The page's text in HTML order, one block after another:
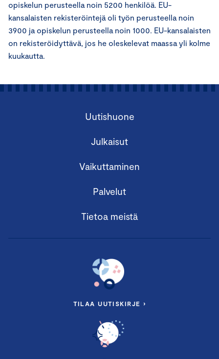
opiskelun perusteella noin 5200 henkilöä. EU-
kansalaisten rekisteröintejä oli työn perusteella noin
3900 ja opiskelun perusteella noin 1000. EU-kansalaisten
on rekisteröidyttävä, jos he oleskelevat maassa yli kolme
kuukautta.
Uutishuone
Julkaisut
Vaikuttaminen
Palvelut
Tietoa meistä
TILAA UUTISKIRJE ›